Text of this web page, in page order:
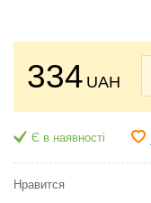
334 UAH
Є в наявності
Нравится